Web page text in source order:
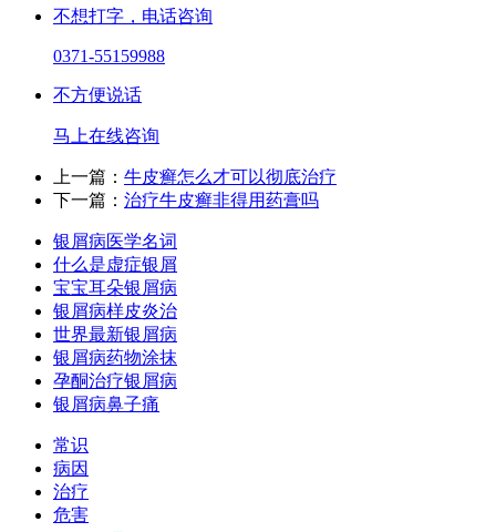
不想打字，电话咨询
0371-55159988
不方便说话
马上在线咨询
上一篇： 牛皮癣怎么才可以彻底治疗
下一篇： 治疗牛皮癣非得用药膏吗
银屑病医学名词
什么是虚症银屑
宝宝耳朵银屑病
银屑病样皮炎治
世界最新银屑病
银屑病药物涂抹
孕酮治疗银屑病
银屑病鼻子痛
常识
病因
治疗
危害